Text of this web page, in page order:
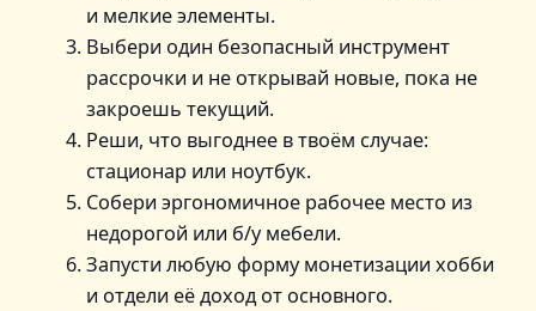
и мелкие элементы.
Выбери один безопасный инструмент
рассрочки и не открывай новые, пока не
закроешь текущий.
Реши, что выгоднее в твоём случае:
стационар или ноутбук.
Собери эргономичное рабочее место из
недорогой или б/у мебели.
Запусти любую форму монетизации хобби
и отдели её доход от основного.